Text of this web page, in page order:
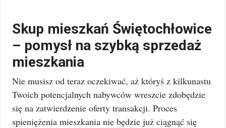
Skup mieszkań Świętochłowice
– pomysł na szybką sprzedaż
mieszkania
Nie musisz od teraz oczekiwać, aż któryś z kilkunastu
Twoich potencjalnych nabywców wreszcie zdobędzie
się na zatwierdzenie oferty transakcji. Proces
spieniężenia mieszkania nie będzie już ciągnąć się